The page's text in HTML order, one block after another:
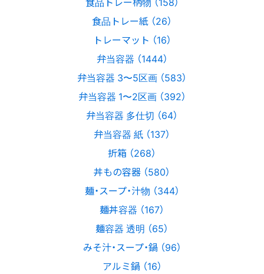
食品トレー紙 （26）
トレーマット （16）
弁当容器 （1444）
弁当容器 3〜5区画 （583）
弁当容器 1〜2区画 （392）
弁当容器 多仕切 （64）
弁当容器 紙 （137）
折箱 （268）
丼もの容器 （580）
麺・スープ・汁物 （344）
麺丼容器 （167）
麺容器 透明 （65）
みそ汁・スープ・鍋 （96）
アルミ鍋 （16）